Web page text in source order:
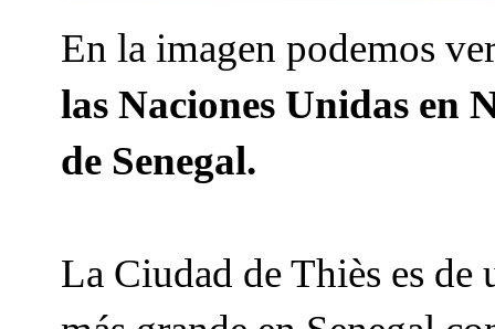
En la imagen podemos
las Naciones Unidas en
de Senegal.
La Ciudad de Thiès es de